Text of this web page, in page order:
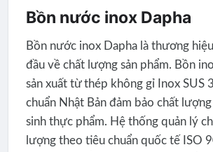
Bồn nước inox Dapha
Bồn nước inox Dapha là thương
đầu về chất lượng sản phẩm. Bồn
sản xuất từ thép không gỉ Inox SUS
chuẩn Nhật Bản đảm bảo chất
sinh thực phẩm. Hệ thống quản lý
lượng theo tiêu chuẩn quốc tế ISO